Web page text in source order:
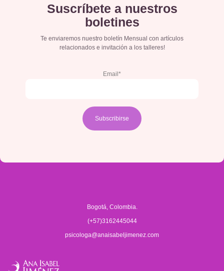
Suscríbete a nuestros
boletines
Te enviaremos nuestro boletín Mensual con artículos
relacionados e invitación a los talleres!
Email*
Bogotá, Colombia.
(+57)3162445044
psicologa@anaisabeljimenez.com